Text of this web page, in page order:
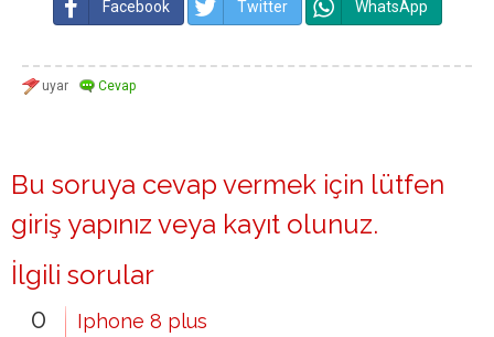
Facebook Twitter WhatsApp
Bu soruya cevap vermek için lütfen
giriş yapınız veya kayıt olunuz.
İlgili sorular
0
Iphone 8 plus